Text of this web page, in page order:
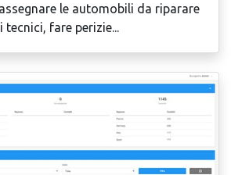
le automobili da riparare
tecnici, fare perizie...